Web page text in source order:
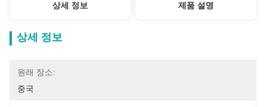
상세 정보 제품 설명
상세 정보
원래 장소:
중국